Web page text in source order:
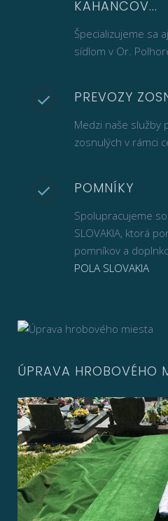
KAHANCOV...
Špecializujeme sa
sídlom v Or.
PREVOZY
Medzi naše služby
zosnulých v rámci
POMNÍKY
Spolupracujeme
SLOVAKIA, ktorá
pomníkov a
POLA SLOVAKIA
ÚPRAVA HROBOVÉHO